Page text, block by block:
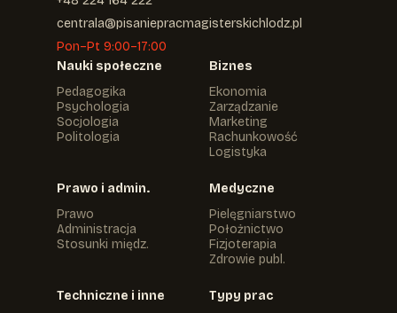
centrala@pisaniepracmagisterskichlodz.pl
Pon–Pt 9:00–17:00
Nauki społeczne
Pedagogika
Psychologia
Socjologia
Politologia
Biznes
Ekonomia
Zarządzanie
Marketing
Rachunkowość
Logistyka
Prawo i admin.
Prawo
Administracja
Stosunki międz.
Medyczne
Pielęgniarstwo
Położnictwo
Fizjoterapia
Zdrowie publ.
Techniczne i inne
Typy prac